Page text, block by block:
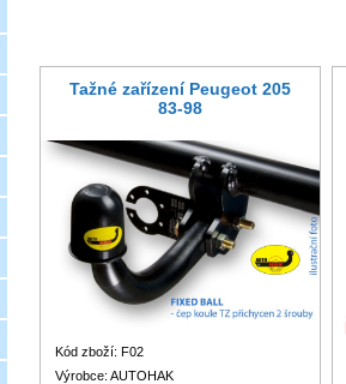
Tažné zařízení Peugeot 205
83-98
Kód zboží: F02
Výrobce: AUTOHAK